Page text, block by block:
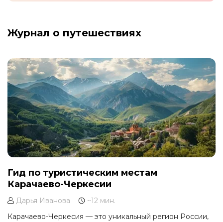
Журнал о путешествиях
Гид по туристическим местам
Карачаево-Черкесии
Дарья Иванова
~12 мин.
Карачаево-Черкесия — это уникальный регион России,